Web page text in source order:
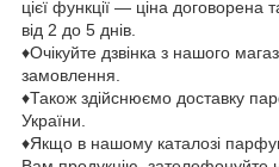
цієї функції — ціна договорена
від 2 до 5 днів.
♦Очікуйте дзвінка з нашого
замовлення.
♦Також здійснюємо доставку
України.
♦Якщо в нашому каталозі